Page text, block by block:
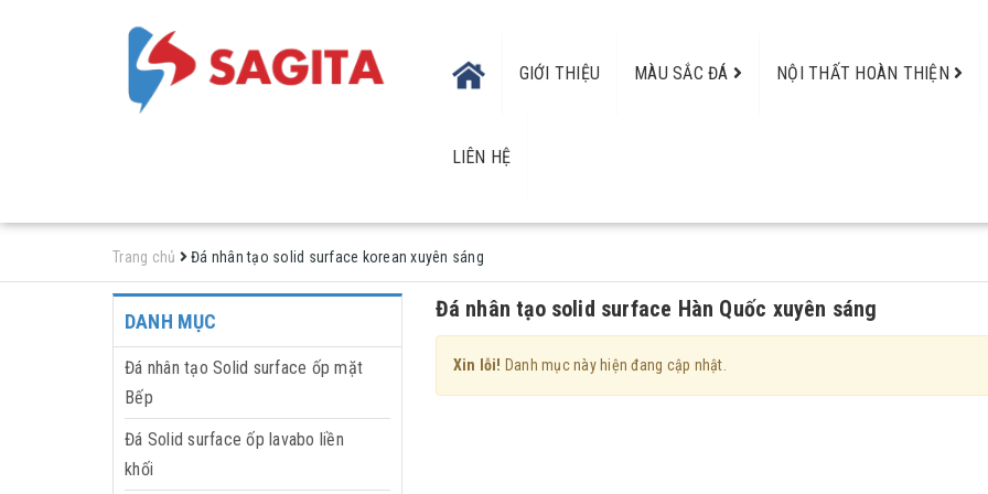
GIỚI THIỆU MÀU SẮC ĐÁ NỘI THẤT HOÀN THIỆN
LIÊN HỆ
Trang chủ Đá nhân tạo solid surface korean xuyên sáng
Đá nhân tạo solid surface Hàn Quốc xuyên sáng
Xin lỗi! Danh mục này hiện đang cập nhật.
DANH MỤC
Đá nhân tạo Solid surface ốp mặt
Bếp
Đá Solid surface ốp lavabo liền
khối